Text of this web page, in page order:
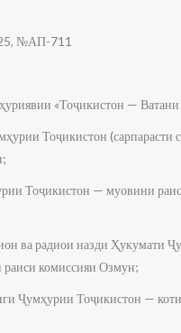
№АП-711
«Тоҷикистон — Ватани
Тоҷикистон (сарпарасти
Тоҷикистон — муовини
ва радиои назди Ҳукумати
комиссияи Озмун;
Ҷумҳурии Тоҷикистон —